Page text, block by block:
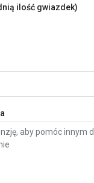
ilość gwiazdek)